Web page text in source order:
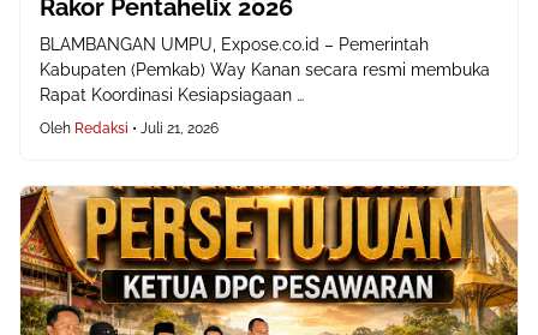
Rakor Pentahelix 2026
BLAMBANGAN UMPU, Expose.co.id – Pemerintah
Kabupaten (Pemkab) Way Kanan secara resmi membuka
Rapat Koordinasi Kesiapsiagaan …
Oleh Redaksi • Juli 21, 2026